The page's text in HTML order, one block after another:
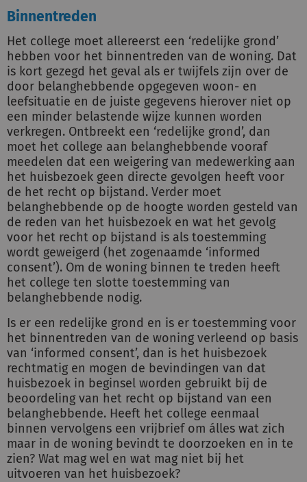
Binnentreden
Het college moet allereerst een ‘redelijke grond’
hebben voor het binnentreden van de woning. Dat
is kort gezegd het geval als er twijfels zijn over de
door belanghebbende opgegeven woon- en
leefsituatie en de juiste gegevens hierover niet op
een minder belastende wijze kunnen worden
verkregen. Ontbreekt een ‘redelijke grond’, dan
moet het college aan belanghebbende vooraf
meedelen dat een weigering van medewerking aan
het huisbezoek geen directe gevolgen heeft voor
de het recht op bijstand. Verder moet
belanghebbende op de hoogte worden gesteld van
de reden van het huisbezoek en wat het gevolg
voor het recht op bijstand is als toestemming
wordt geweigerd (het zogenaamde ‘informed
consent’). Om de woning binnen te treden heeft
het college ten slotte toestemming van
belanghebbende nodig.
Is er een redelijke grond en is er toestemming voor
het binnentreden van de woning verleend op basis
van ‘informed consent’, dan is het huisbezoek
rechtmatig en mogen de bevindingen van dat
huisbezoek in beginsel worden gebruikt bij de
beoordeling van het recht op bijstand van een
belanghebbende. Heeft het college eenmaal
binnen vervolgens een vrijbrief om álles wat zich
maar in de woning bevindt te doorzoeken en in te
zien? Wat mag wel en wat mag niet bij het
uitvoeren van het huisbezoek?